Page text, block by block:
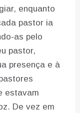
enquanto
pastor ia
as pelo
pastor,
presença e à
estavam
De vez em